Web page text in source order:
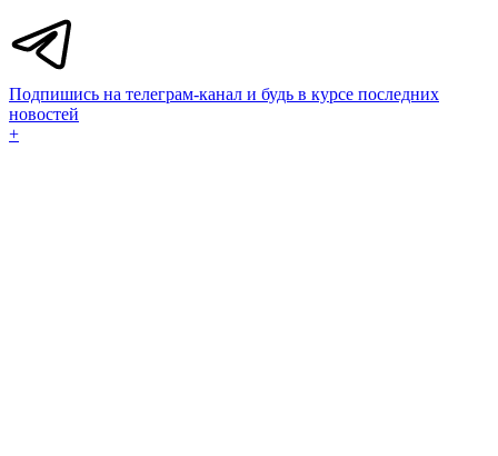
Подпишись на телеграм-канал и будь в курсе последних
новостей
+